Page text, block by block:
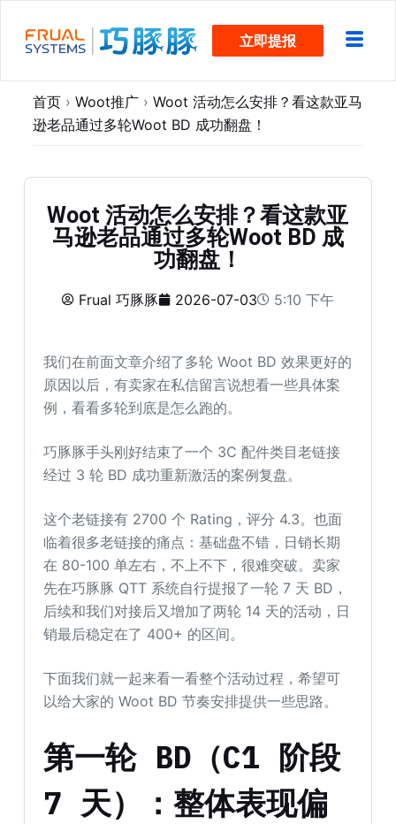
过
立即提报
首页 › Woot推广 › Woot 活动怎么安排？看这款亚马
逊老品通过多轮Woot BD 成功翻盘！
Woot 活动怎么安排？看这款亚
马逊老品通过多轮Woot BD 成
功翻盘！
Frual 巧豚豚 2026-07-03 5:10 下午
我们在前面文章介绍了多轮 Woot BD 效果更好的
原因以后，有卖家在私信留言说想看一些具体案
例，看看多轮到底是怎么跑的。
巧豚豚手头刚好结束了一个 3C 配件类目老链接
经过 3 轮 BD 成功重新激活的案例复盘。
这个老链接有 2700 个 Rating，评分 4.3。也面
临着很多老链接的痛点：基础盘不错，日销长期
在 80-100 单左右，不上不下，很难突破。卖家
先在巧豚豚 QTT 系统自行提报了一轮 7 天 BD，
后续和我们对接后又增加了两轮 14 天的活动，日
销最后稳定在了 400+ 的区间。
下面我们就一起来看一看整个活动过程，希望可
以给大家的 Woot BD 节奏安排提供一些思路。
第一轮 BD（C1 阶段
7 天）：整体表现偏